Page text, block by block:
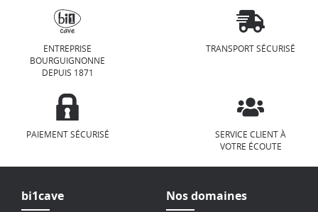
ENTREPRISE
BOURGUIGNONNE
DEPUIS 1871
TRANSPORT SÉCURISÉ
PAIEMENT SÉCURISÉ
SERVICE CLIENT À
VOTRE ÉCOUTE
bi1cave Nos domaines